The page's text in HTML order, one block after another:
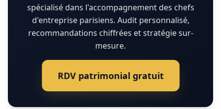
spécialisé dans l'accompagnement des chefs
d'entreprise parisiens. Audit personnalisé,
recommandations chiffrées et stratégie sur-
mesure.
RDV patrimonial gratuit